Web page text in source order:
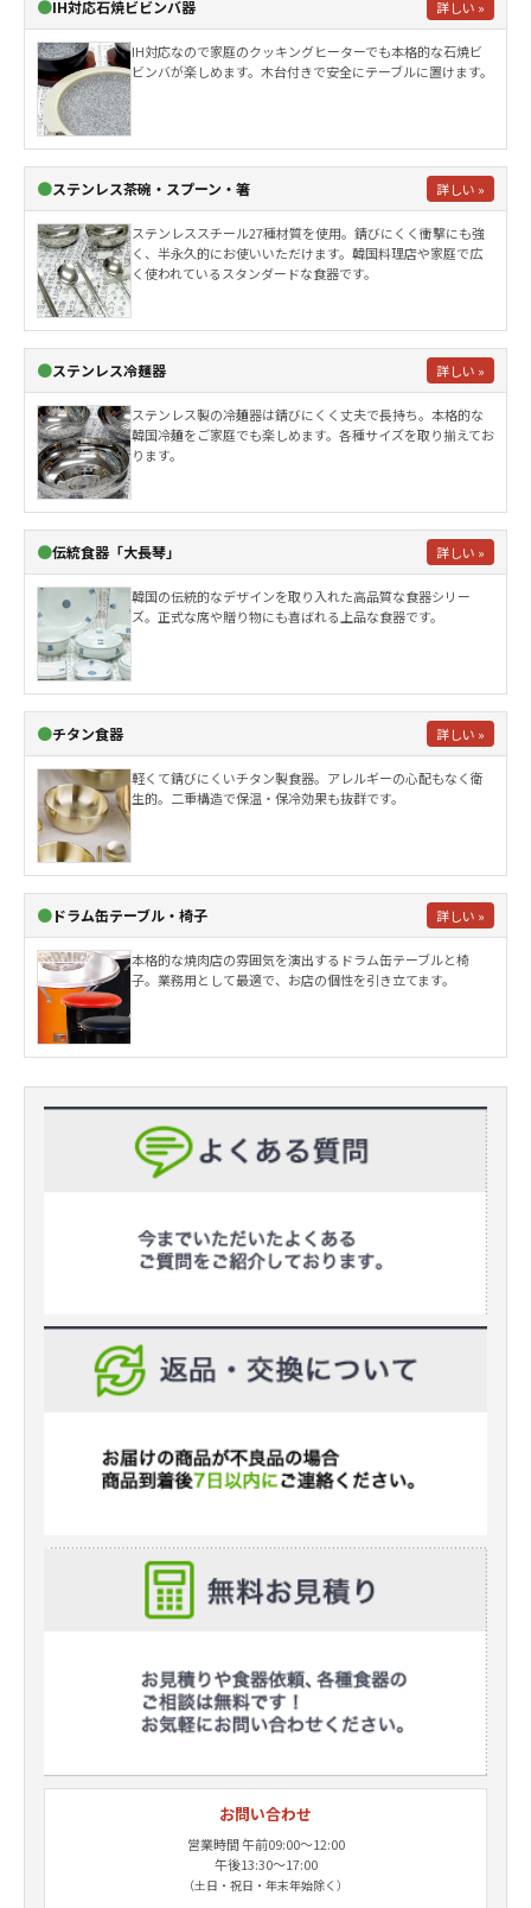
●IH対応石焼ビビンバ器 詳しい »
IH対応なので家庭のクッキングヒーターでも本格的な石焼ビ
ビンバが楽しめます。木台付きで安全にテーブルに置けます。
●ステンレス茶碗・スプーン・箸 詳しい »
ステンレススチール27種材質を使用。錆びにくく衝撃にも強
く、半永久的にお使いいただけます。韓国料理店や家庭で広
く使われているスタンダードな食器です。
●ステンレス冷麺器 詳しい »
ステンレス製の冷麺器は錆びにくく丈夫で長持ち。本格的な
韓国冷麺をご家庭でも楽しめます。各種サイズを取り揃えてお
ります。
●伝統食器「大長琴」 詳しい »
韓国の伝統的なデザインを取り入れた高品質な食器シリー
ズ。正式な席や贈り物にも喜ばれる上品な食器です。
●チタン食器 詳しい »
軽くて錆びにくいチタン製食器。アレルギーの心配もなく衛
生的。二重構造で保温・保冷効果も抜群です。
●ドラム缶テーブル・椅子 詳しい »
本格的な焼肉店の雰囲気を演出するドラム缶テーブルと椅
子。業務用として最適で、お店の個性を引き立てます。
お問い合わせ
営業時間 午前09:00〜12:00
午後13:30〜17:00
（土日・祝日・年末年始除く）